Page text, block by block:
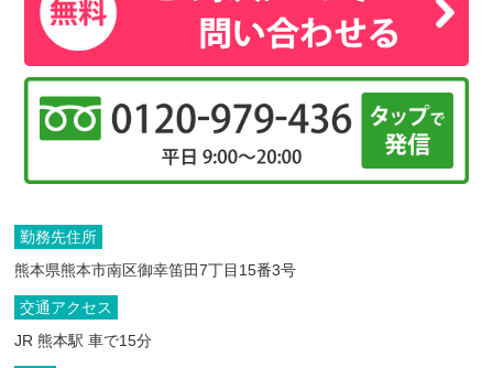
勤務先住所
熊本県熊本市南区御幸笛田7丁目15番3号
交通アクセス
JR 熊本駅 車で15分